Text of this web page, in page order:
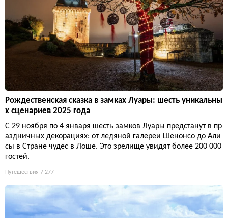
Рождественская сказка в замках Луары: шесть уникальны
х сценариев 2025 года
С 29 ноября по 4 января шесть замков Луары предстанут в пр
аздничных декорациях: от ледяной галереи Шенонсо до Али
сы в Стране чудес в Лоше. Это зрелище увидят более 200 000
гостей.
Путешествия 7 277